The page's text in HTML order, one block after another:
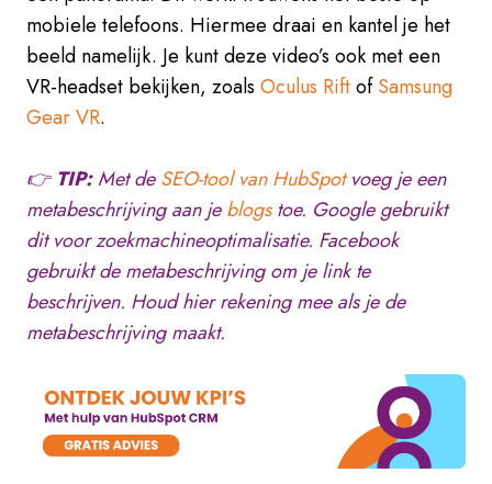
mobiele telefoons. Hiermee draai en kantel je het
beeld namelijk. Je kunt deze video’s ook met een
VR-headset bekijken, zoals Oculus RiftofSamsung
Gear VR.
👉TIP:Met deSEO-tool van HubSpotvoeg je een
metabeschrijving aan jeblogstoe. Google gebruikt
dit voor zoekmachineoptimalisatie. Facebook
gebruikt de metabeschrijving om je link te
beschrijven. Houd hier rekening mee als je de
metabeschrijving maakt.